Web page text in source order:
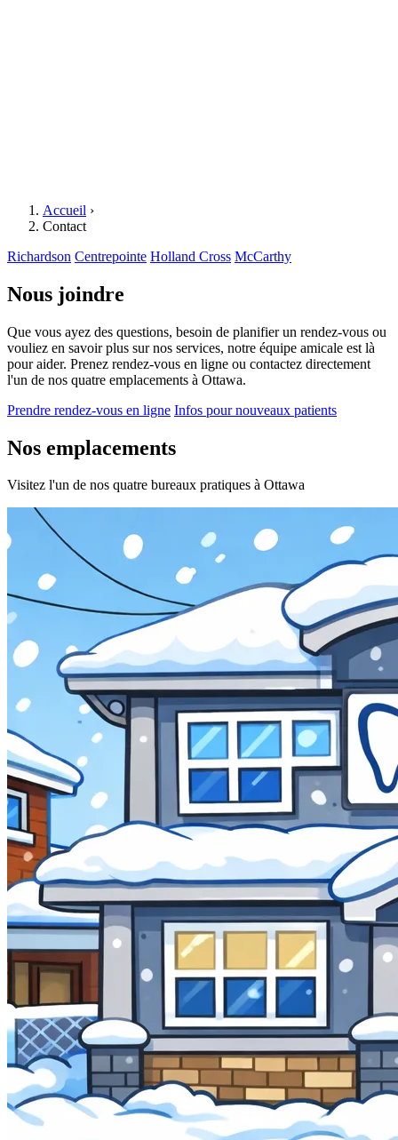
Accueil ›
Contact
Richardson Centrepointe Holland Cross McCarthy
Nous joindre
Que vous ayez des questions, besoin de planifier un rendez-vous ou
vouliez en savoir plus sur nos services, notre équipe amicale est là
pour aider. Prenez rendez-vous en ligne ou contactez directement
l'un de nos quatre emplacements à Ottawa.
Prendre rendez-vous en ligne Infos pour nouveaux patients
Nos emplacements
Visitez l'un de nos quatre bureaux pratiques à Ottawa